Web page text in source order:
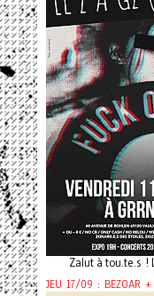
Zalut à tou.te.s !
JEU 17/09 : BEZOAR